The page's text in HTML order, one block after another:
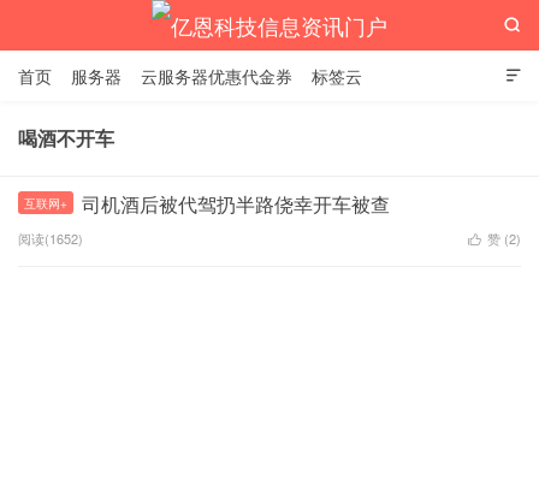
亿恩科技信息资讯门户

首页 服务器 云服务器优惠代金券 标签云

喝酒不开车
互联网+ 司机酒后被代驾扔半路侥幸开车被查
阅读(1652)  赞 (2)